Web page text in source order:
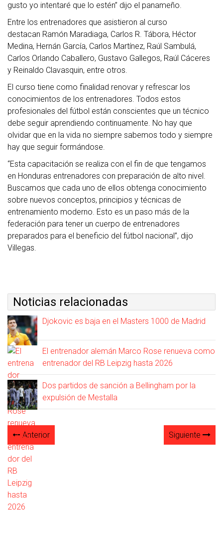
gusto yo intentaré que lo estén” dijo el panameño.
Entre los entrenadores que asistieron al curso
destacan Ramón Maradiaga, Carlos R. Tábora, Héctor
Medina, Hernán García, Carlos Martínez, Raúl Sambulá,
Carlos Orlando Caballero, Gustavo Gallegos, Raúl Cáceres
y Reinaldo Clavasquin, entre otros.
El curso tiene como finalidad renovar y refrescar los
conocimientos de los entrenadores. Todos estos
profesionales del fútbol están conscientes que un técnico
debe seguir aprendiendo continuamente. No hay que
olvidar que en la vida no siempre sabemos todo y siempre
hay que seguir formándose.
“Esta capacitación se realiza con el fin de que tengamos
en Honduras entrenadores con preparación de alto nivel.
Buscamos que cada uno de ellos obtenga conocimiento
sobre nuevos conceptos, principios y técnicas de
entrenamiento moderno. Esto es un paso más de la
federación para tener un cuerpo de entrenadores
preparados para el beneficio del fútbol nacional”, dijo
Villegas.
Noticias relacionadas
Djokovic es baja en el Masters 1000 de Madrid
El entrenador alemán Marco Rose renueva como
entrenador del RB Leipzig hasta 2026
Dos partidos de sanción a Bellingham por la
expulsión de Mestalla
Anterior Siguiente